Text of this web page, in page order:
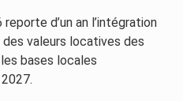
d’un an l’intégration
des valeurs locatives des
bases locales